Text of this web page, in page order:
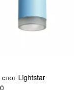
спот Lightstar